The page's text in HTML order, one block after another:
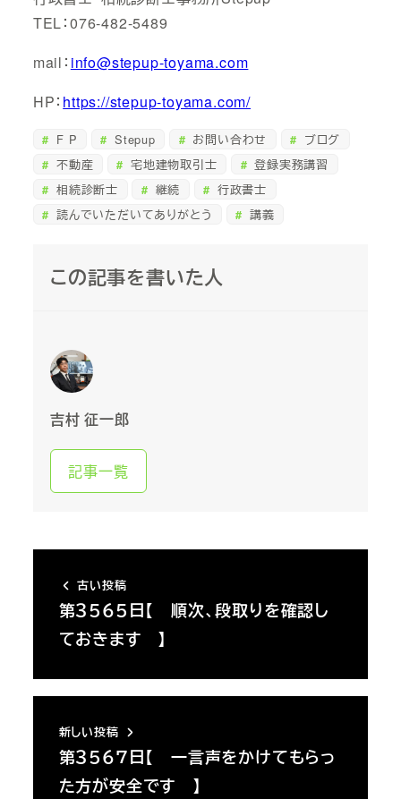
TEL：076-482-5489
mail： info@stepup-toyama.com
HP： https://stepup-toyama.com/
F P Stepup お問い合わせ
ブログ
不動産
宅地建物取引士
登録実務講習
相続診断士
継続
行政書士
読んでいただいてありがとう
講義
この記事を書いた人
吉村 征一郎
記事一覧
古い投稿
第３５６５日【 順次、段取りを確認し
ておきます 】
新しい投稿
第３５６７日【 一言声をかけてもらっ
た方が安全です 】